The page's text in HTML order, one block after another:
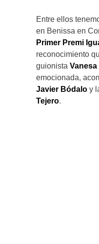
Entre ellos
en Benissa en
Primer Premi
reconocimiento
guionista
emocionada,
Javier Bódalo y
Tejero.